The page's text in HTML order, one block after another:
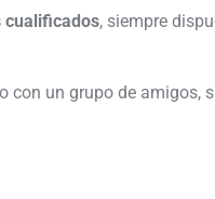
cualificados, siempre
con un grupo de amigos,